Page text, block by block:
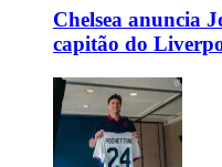
Chelsea anuncia
capitão do